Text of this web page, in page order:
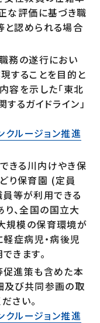
な評価に基づき職
と認められる場合
務の遂行におい
することを目的と
容を示した「東北
るガイドライン」
クルージョン推進
きる川内けやき保
り保育園 (定員
等が利用できる
、全国の国立大
規模の保育環境が
軽症病児・病後児
きます。
促進策も含めた本
及び共同参画の取
さい。
クルージョン推進